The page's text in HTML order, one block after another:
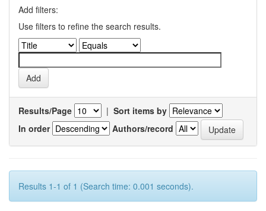
Add filters:
Use filters to refine the search results.
Results/Page | Sort items by
In order
Authors/record
Results 1-1 of 1 (Search time: 0.001 seconds).